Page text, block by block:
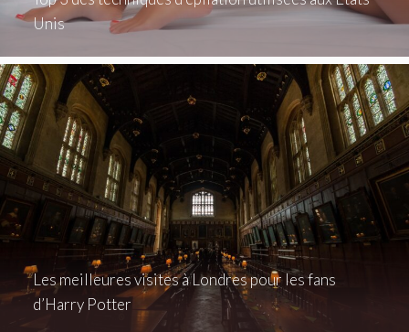
Unis
Les meilleures visites à Londres pour les fans
d’Harry Potter